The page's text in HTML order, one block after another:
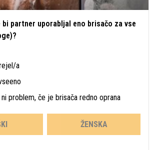
partner uporabljal eno brisačo za vse
a
problem, če je brisača redno oprana
ŽENSKA